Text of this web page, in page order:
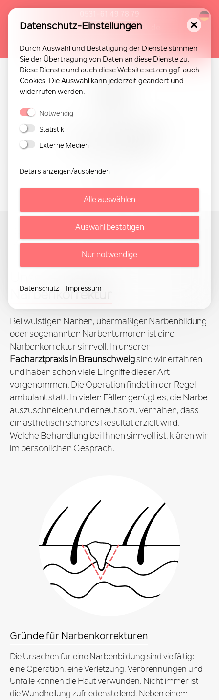
info@loewen-aesthetik.de
Behandlungen
Haut
Narbenkorrektur
Narbenkorrektur
Bei wulstigen Narben, übermäßiger Narbenbildung
oder sogenannten Narbentumoren ist eine
Narbenkorrektur sinnvoll. In unserer
Facharztpraxis in Braunschweigsind wir erfahren
und haben schon viele Eingriffe dieser Art
vorgenommen. Die Operation findet in der Regel
ambulant statt. In vielen Fällen genügt es, die Narbe
auszuschneiden und erneut so zu vernähen, dass
ein ästhetisch schönes Resultat erzielt wird.
Welche Behandlung bei Ihnen sinnvoll ist, klären wir
im persönlichen Gespräch.
Gründe für Narbenkorrekturen
Die Ursachen für eine Narbenbildung sind vielfältig:
eine Operation, eine Verletzung, Verbrennungen und
Unfälle können die Haut verwunden. Nicht immer ist
die Wundheilung zufriedenstellend. Neben einem
Datenschutz-Einstellungen
Durch Auswahl und Bestätigung der Dienste stimmen
Sie der Übertragung von Daten an diese Dienste zu.
Diese Dienste und auch diese Website setzen ggf. auch
Cookies. Die Auswahl kann jederzeit geändert und
widerrufen werden.
Notwendig
Statistik
Externe Medien
Details anzeigen/ausblenden
Nur notwendige
Auswahl bestätigen
Alle auswählen
Datenschutz Impressum